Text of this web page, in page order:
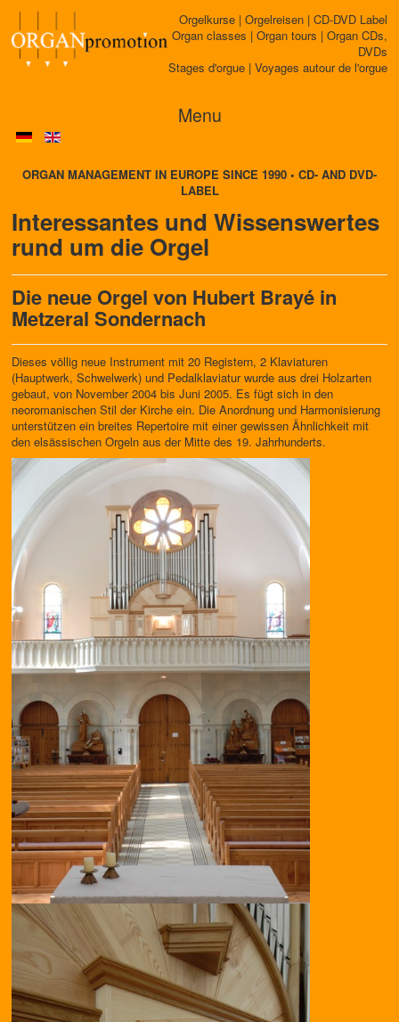
Orgelkurse | Orgelreisen | CD-DVD Label
Organ classes | Organ tours | Organ CDs,
DVDs
Stages d'orgue | Voyages autour de l'orgue
Menu
ORGAN MANAGEMENT IN EUROPE SINCE 1990 • CD- AND DVD-
LABEL
Interessantes und Wissenswertes
rund um die Orgel
Die neue Orgel von Hubert Brayé in
Metzeral Sondernach
Dieses völlig neue Instrument mit 20 Registern, 2 Klaviaturen
(Hauptwerk, Schwelwerk) und Pedalklaviatur wurde aus drei Holzarten
gebaut, von November 2004 bis Juni 2005. Es fügt sich in den
neoromanischen Stil der Kirche ein. Die Anordnung und Harmonisierung
unterstützen ein breites Repertoire mit einer gewissen Ähnlichkeit mit
den elsässischen Orgeln aus der Mitte des 19. Jahrhunderts.